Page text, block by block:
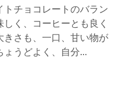
トチョコレートのバラン
しく、コーヒーとも良く
きさも、一口、甘い物が
ょうどよく、自分...